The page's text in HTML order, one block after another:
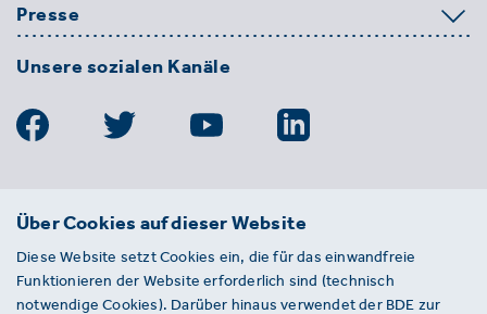
Presse
Unsere sozialen Kanäle
BDE
Entsorgungs-, Wasser- und
Kreislaufwirtschaft e. V.
Über Cookies auf dieser Website
Diese Website setzt Cookies ein, die für das einwandfreie
Funktionieren der Website erforderlich sind (technisch
notwendige Cookies). Darüber hinaus verwendet der BDE zur